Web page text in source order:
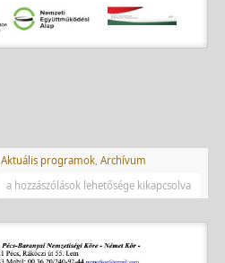
Aktuális programok, Archívum
a hozzászólások lehetősége kikapcsolva